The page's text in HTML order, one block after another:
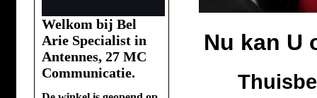
Welkom bij Bel
Arie Specialist in
Antennes, 27 MC
Communicatie.
Nu kan U